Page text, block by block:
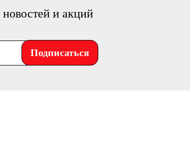
новостей и акций
Подписаться